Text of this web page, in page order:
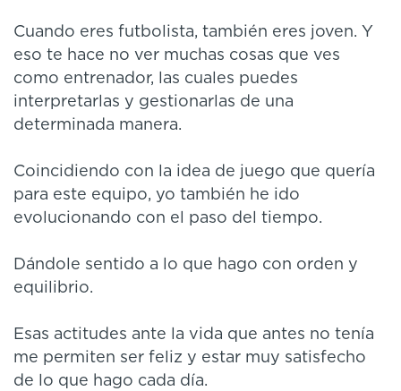
Cuando eres futbolista, también eres joven. Y
eso te hace no ver muchas cosas que ves
como entrenador, las cuales puedes
interpretarlas y gestionarlas de una
determinada manera.
Coincidiendo con la idea de juego que quería
para este equipo, yo también he ido
evolucionando con el paso del tiempo.
Dándole sentido a lo que hago con orden y
equilibrio.
Esas actitudes ante la vida que antes no tenía
me permiten ser feliz y estar muy satisfecho
de lo que hago cada día.